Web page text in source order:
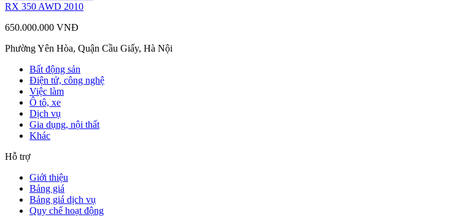
RX 350 AWD 2010
650.000.000 VNĐ
Phường Yên Hòa, Quận Cầu Giấy, Hà Nội
Bất động sản
Điện tử, công nghệ
Việc làm
Ô tô, xe
Dịch vụ
Gia dụng, nội thất
Khác
Hỗ trợ
Giới thiệu
Bảng giá
Bảng giá dịch vụ
Quy chế hoạt động